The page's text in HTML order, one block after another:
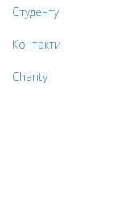
Студенту
Контакти
Charity